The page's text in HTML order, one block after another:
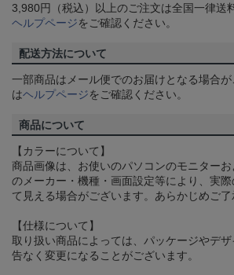
3,980円（税込）以上のご注文は全国一律送
ヘルプページをご確認ください。
配送方法について
一部商品はメール便でのお届けとなる場合が
はヘルプページをご確認ください。
商品について
【カラーについて】
商品画像は、お使いのパソコンのモニター
のメーカー・機種・画面設定等により、実
て見える場合がございます。あらかじめご了
【仕様について】
取り扱い商品によっては、パッケージやデ
告なく変更になることがございます。